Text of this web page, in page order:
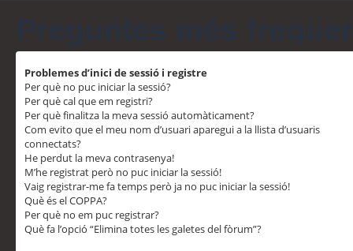
Problemes d’inici de sessió i registre
Per què no puc iniciar la sessió?
Per què cal que em registri?
Per què finalitza la meva sessió automàticament?
Com evito que el meu nom d’usuari aparegui a la llista d’usuaris
connectats?
He perdut la meva contrasenya!
M’he registrat però no puc iniciar la sessió!
Vaig registrar-me fa temps però ja no puc iniciar la sessió!
Què és el COPPA?
Per què no em puc registrar?
Què fa l’opció “Elimina totes les galetes del fòrum”?